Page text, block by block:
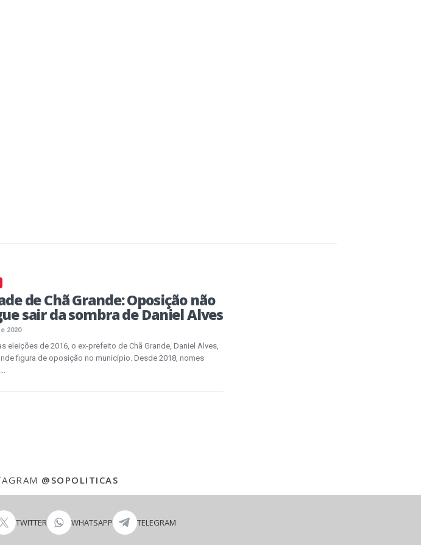
de Chã Grande: Oposição não
sair da sombra de Daniel Alves
2020
eleições de 2016, o ex-prefeito de Chã Grande, Daniel Alves,
figura de oposição no município. Desde 2018, nomes
@SOPOLITICAS
TWITTER WHATSAPP TELEGRAM